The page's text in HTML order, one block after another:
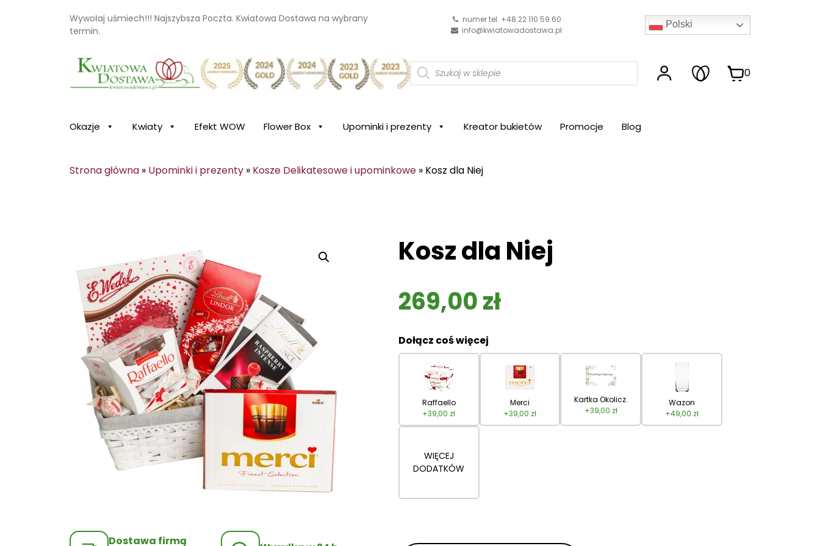
Wywołaj uśmiech!!! Najszybsza Poczta. Kwiatowa Dostawa na wybrany
termin.
numer tel. +48 22 110 59 60
info@kwiatowadostawa.pl
Polski
Kwiaciarnia internetowa Kwiatowa Dostawa
W
s
i
w
a
t
ó
w
0
Okazje Kwiaty Efekt WOW Flower Box Upominki i prezenty Kreator bukietów Promocje Blog
Strona główna » Upominki i prezenty » Kosze Delikatesowe i upominkowe » Kosz dla Niej
Dostawa firmą
Kosz dla Niej
269,00zł
Dołącz coś więcej
Raffaello
+39,00 zł
Merci
+39,00 zł
Kartka Okolicz.
+39,00 zł
Wazon
+49,00 zł
WIĘCEJ
DODATKÓW